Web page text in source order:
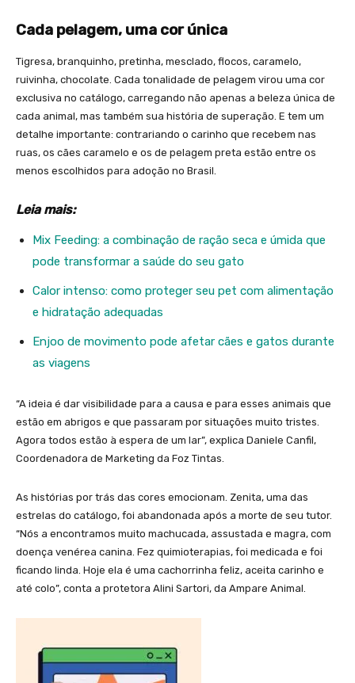
Cada pelagem, uma cor única
Tigresa, branquinho, pretinha, mesclado, flocos, caramelo,
ruivinha, chocolate. Cada tonalidade de pelagem virou uma cor
exclusiva no catálogo, carregando não apenas a beleza única de
cada animal, mas também sua história de superação. E tem um
detalhe importante: contrariando o carinho que recebem nas
ruas, os cães caramelo e os de pelagem preta estão entre os
menos escolhidos para adoção no Brasil.
Leia mais:
Mix Feeding: a combinação de ração seca e úmida que
pode transformar a saúde do seu gato
Calor intenso: como proteger seu pet com alimentação
e hidratação adequadas
Enjoo de movimento pode afetar cães e gatos durante
as viagens
“A ideia é dar visibilidade para a causa e para esses animais que
estão em abrigos e que passaram por situações muito tristes.
Agora todos estão à espera de um lar”, explica Daniele Canfil,
Coordenadora de Marketing da Foz Tintas.
As histórias por trás das cores emocionam. Zenita, uma das
estrelas do catálogo, foi abandonada após a morte de seu tutor.
“Nós a encontramos muito machucada, assustada e magra, com
doença venérea canina. Fez quimioterapias, foi medicada e foi
ficando linda. Hoje ela é uma cachorrinha feliz, aceita carinho e
até colo”, conta a protetora Alini Sartori, da Ampare Animal.